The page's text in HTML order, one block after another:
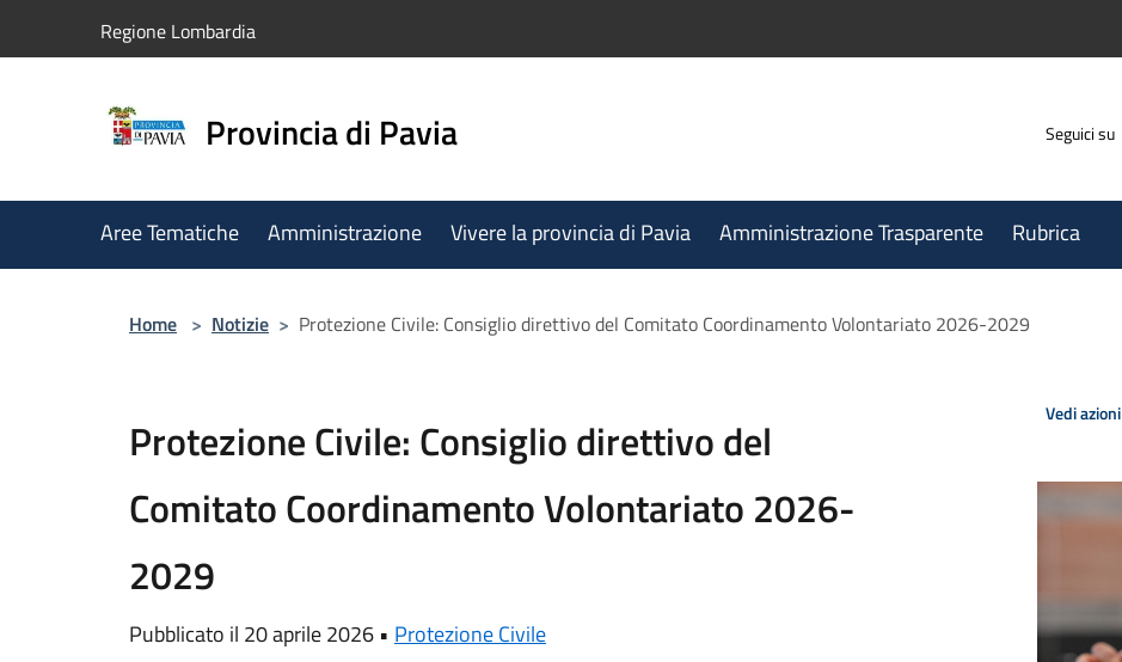
Regione Lombardia
Provincia di Pavia Seguici su
Aree Tematiche Amministrazione Vivere la provincia di Pavia Amministrazione Trasparente Rubrica
Home > Notizie > Protezione Civile: Consiglio direttivo del Comitato Coordinamento Volontariato 2026-2029
Protezione Civile: Consiglio direttivo del
Comitato Coordinamento Volontariato 2026-
2029
Pubblicato il 20 aprile 2026 • Protezione Civile
Vedi azioni